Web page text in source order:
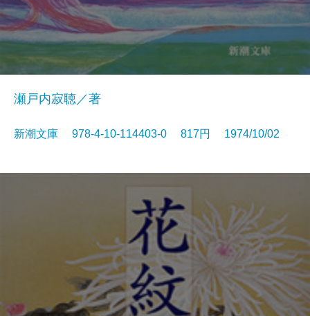
瀬戸内寂聴／著
新潮文庫 978-4-10-114403-0 817円 1974/10/02